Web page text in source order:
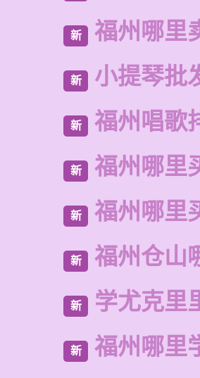
新 福州哪里
新 小提琴批
新 福州唱歌
新 福州哪里
新 福州哪里
新 福州仓山
新 学尤克里
新 福州哪里